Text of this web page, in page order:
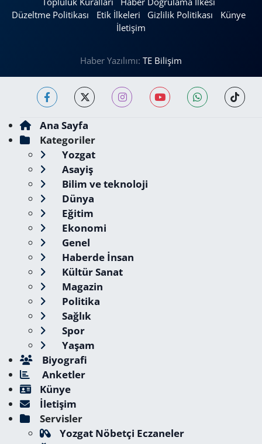
Düzeltme Politikası
Etik İlkeleri Gizlilik Politikası
Künye
İletişim
Haber Yazılımı: TE Bilişim
Ana Sayfa
Kategoriler
Yozgat
Asayiş
Bilim ve teknoloji
Dünya
Eğitim
Ekonomi
Genel
Haberde İnsan
Kültür Sanat
Magazin
Politika
Sağlık
Spor
Yaşam
Biyografi
Anketler
Künye
İletişim
Servisler
Yozgat Nöbetçi Eczaneler